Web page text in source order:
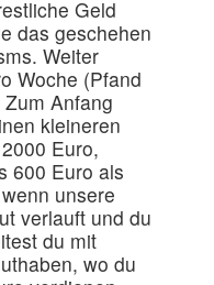
Geld
das geschehen
Weiter
Woche (Pfand
Anfang
kleineren
Euro,
600 Euro als
unsere
verlauft und du
du mit
wo du